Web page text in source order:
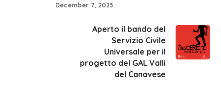
December 7, 2023
Aperto il bando del
Servizio Civile
Universale per il
progetto del GAL Valli
del Canavese